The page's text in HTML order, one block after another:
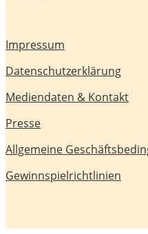
Impressum
Datenschutzerklärung
Mediendaten & Kontakt
Presse
Allgemeine
Gewinnspielrichtlinien